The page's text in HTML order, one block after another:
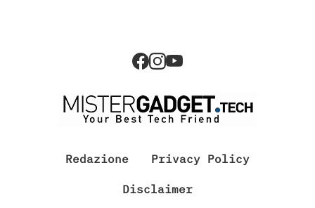
Redazione Privacy Policy
Disclaimer